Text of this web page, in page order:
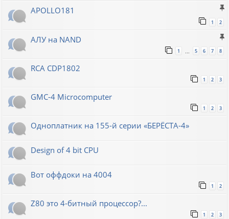
APOLLO181
1 2
АЛУ на NAND
1 5 6 7 8
RCA CDP1802
1 2 3
GMC-4 Microcomputer
1 2 3
Одноплатник на 155-й серии «БЕРЁСТА-4»
Design of 4 bit CPU
Вот оффдоки на 4004
1 2
Z80 это 4-битный процессор?...
1 2 3